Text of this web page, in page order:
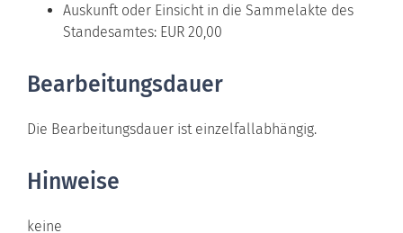
Auskunft oder Einsicht in die Sammelakte des
Standesamtes: EUR 20,00
Bearbeitungsdauer
Die Bearbeitungsdauer ist einzelfallabhängig.
Hinweise
keine